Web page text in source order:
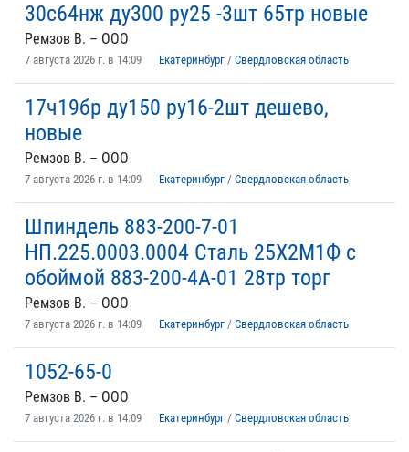
30с64нж ду300 ру25 -3шт 65тр новые
Ремзов В. – ООО
7 августа 2026 г. в 14:09 Екатеринбург / Свердловская область
17ч19бр ду150 ру16-2шт дешево,
новые
Ремзов В. – ООО
7 августа 2026 г. в 14:09 Екатеринбург / Свердловская область
Шпиндель 883-200-7-01
НП.225.0003.0004 Сталь 25Х2М1Ф с
обоймой 883-200-4А-01 28тр торг
Ремзов В. – ООО
7 августа 2026 г. в 14:09 Екатеринбург / Свердловская область
1052-65-0
Ремзов В. – ООО
7 августа 2026 г. в 14:09 Екатеринбург / Свердловская область